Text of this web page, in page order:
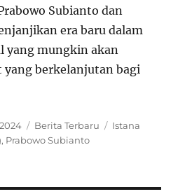
Subianto dan
era baru dalam
yang mungkin akan
yang berkelanjutan bagi
Categories
Berita Terbaru Tags
Istana
, Prabowo Subianto